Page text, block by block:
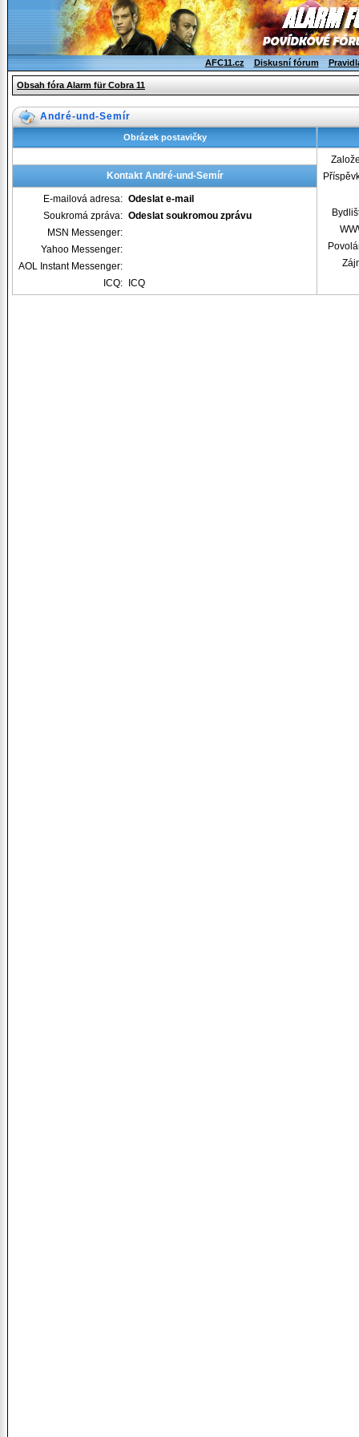
AFC11.cz Diskusní fórum
Obsah fóra Alarm für Cobra 11
André-und-Semír
Obrázek postavičky
Kontakt André-und-Semír
E-mailová adresa: Odeslat e-mail
Soukromá zpráva: Odeslat soukromou zprávu
MSN Messenger:
Yahoo Messenger:
AOL Instant Messenger:
ICQ:
ICQ